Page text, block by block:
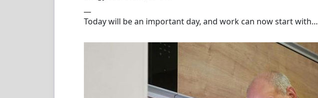
Today will be an important day, and work can now start with…